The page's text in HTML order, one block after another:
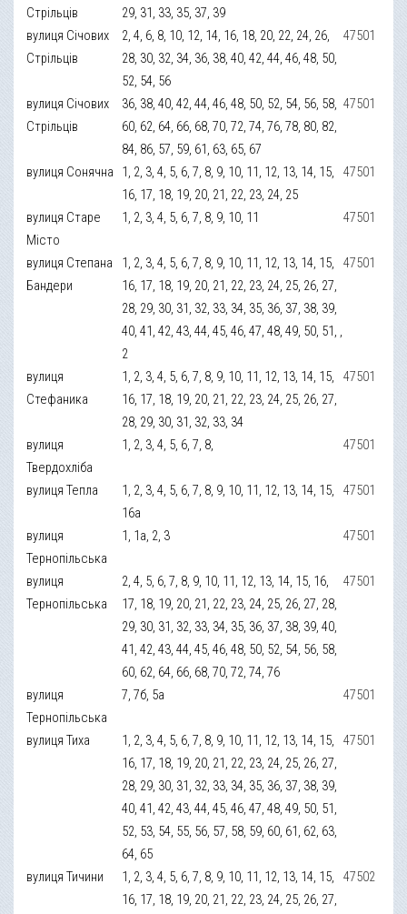
Стрільців
29, 31, 33, 35, 37, 39
вулиця Січових
Стрільців
2, 4, 6, 8, 10, 12, 14, 16, 18, 20, 22, 24, 26,
28, 30, 32, 34, 36, 38, 40, 42, 44, 46, 48, 50,
52, 54, 56
47501
вулиця Січових
Стрільців
36, 38, 40, 42, 44, 46, 48, 50, 52, 54, 56, 58,
60, 62, 64, 66, 68, 70, 72, 74, 76, 78, 80, 82,
84, 86, 57, 59, 61, 63, 65, 67
47501
вулиця Сонячна
1, 2, 3, 4, 5, 6, 7, 8, 9, 10, 11, 12, 13, 14, 15,
16, 17, 18, 19, 20, 21, 22, 23, 24, 25
47501
вулиця Старе
Місто
1, 2, 3, 4, 5, 6, 7, 8, 9, 10, 11 47501
вулиця Степана
Бандери
1, 2, 3, 4, 5, 6, 7, 8, 9, 10, 11, 12, 13, 14, 15,
16, 17, 18, 19, 20, 21, 22, 23, 24, 25, 26, 27,
28, 29, 30, 31, 32, 33, 34, 35, 36, 37, 38, 39,
40, 41, 42, 43, 44, 45, 46, 47, 48, 49, 50, 51, ,
2
47501
вулиця
Стефаника
1, 2, 3, 4, 5, 6, 7, 8, 9, 10, 11, 12, 13, 14, 15,
16, 17, 18, 19, 20, 21, 22, 23, 24, 25, 26, 27,
28, 29, 30, 31, 32, 33, 34
47501
вулиця
Твердохліба
1, 2, 3, 4, 5, 6, 7, 8, 47501
вулиця Тепла
1, 2, 3, 4, 5, 6, 7, 8, 9, 10, 11, 12, 13, 14, 15,
16а
47501
вулиця
Тернопільська
1, 1а, 2, 3 47501
вулиця
Тернопільська
2, 4, 5, 6, 7, 8, 9, 10, 11, 12, 13, 14, 15, 16,
17, 18, 19, 20, 21, 22, 23, 24, 25, 26, 27, 28,
29, 30, 31, 32, 33, 34, 35, 36, 37, 38, 39, 40,
41, 42, 43, 44, 45, 46, 48, 50, 52, 54, 56, 58,
60, 62, 64, 66, 68, 70, 72, 74, 76
47501
вулиця
Тернопільська
7, 7б, 5а 47501
вулиця Тиха
1, 2, 3, 4, 5, 6, 7, 8, 9, 10, 11, 12, 13, 14, 15,
16, 17, 18, 19, 20, 21, 22, 23, 24, 25, 26, 27,
28, 29, 30, 31, 32, 33, 34, 35, 36, 37, 38, 39,
40, 41, 42, 43, 44, 45, 46, 47, 48, 49, 50, 51,
52, 53, 54, 55, 56, 57, 58, 59, 60, 61, 62, 63,
64, 65
47501
вулиця Тичини
1, 2, 3, 4, 5, 6, 7, 8, 9, 10, 11, 12, 13, 14, 15,
16, 17, 18, 19, 20, 21, 22, 23, 24, 25, 26, 27,
47502